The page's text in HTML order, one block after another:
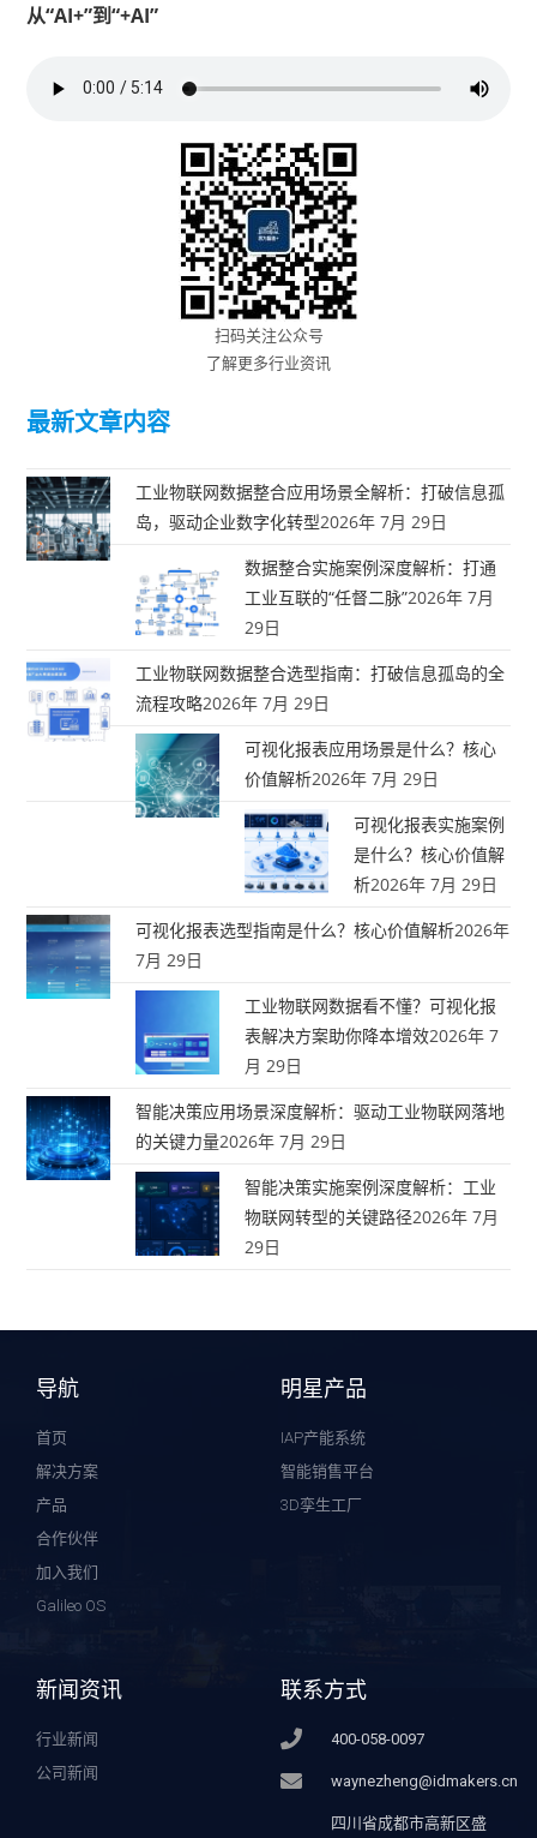
从“AI+”到“+AI”
扫码关注公众号
了解更多行业资讯
最新文章内容
工业物联网数据整合应用场景全解析：打破信息孤
岛，驱动企业数字化转型2026年 7月 29日
数据整合实施案例深度解析：打通
工业互联的“任督二脉”2026年 7月
29日
工业物联网数据整合选型指南：打破信息孤岛的全
流程攻略2026年 7月 29日
可视化报表应用场景是什么？核心
价值解析2026年 7月 29日
可视化报表实施案例
是什么？核心价值解
析2026年 7月 29日
可视化报表选型指南是什么？核心价值解析2026年
7月 29日
工业物联网数据看不懂？可视化报
表解决方案助你降本增效2026年 7
月 29日
智能决策应用场景深度解析：驱动工业物联网落地
的关键力量2026年 7月 29日
智能决策实施案例深度解析：工业
物联网转型的关键路径2026年 7月
29日
导航
首页
解决方案
产品
合作伙伴
加入我们
Galileo OS
明星产品
IAP产能系统
智能销售平台
3D孪生工厂
新闻资讯
行业新闻
公司新闻
联系方式
400-058-0097
waynezheng@idmakers.cn
四川省成都市高新区盛